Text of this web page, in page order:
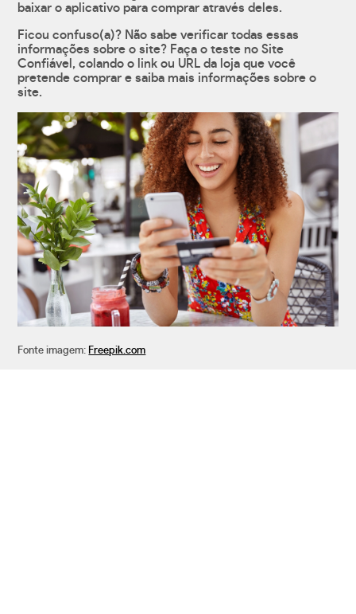
baixar o aplicativo para comprar através deles.
Ficou confuso(a)? Não sabe verificar todas essas
informações sobre o site? Faça o teste no Site
Confiável, colando o link ou URL da loja que você
pretende comprar e saiba mais informações sobre o
site.
Fonte imagem: Freepik.com